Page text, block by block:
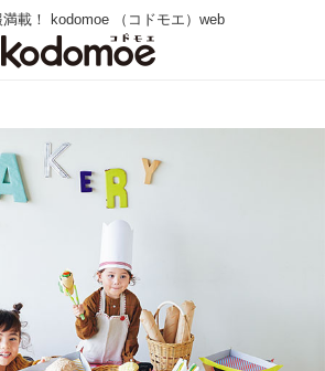
載！ kodomoe （コドモエ）web